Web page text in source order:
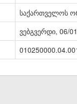
საქართველოს
ვებგვერდი, 06/